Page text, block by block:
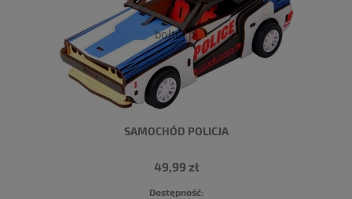
SAMOCHÓD POLICJA
49,99 zł
Dostępność: